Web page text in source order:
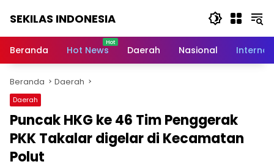
SEKILAS INDONESIA
Terkini,
Latest
World,
Headlines,
News
Today
Beranda Hot News Daerah Nasional
Beranda Daerah
Daerah
Puncak HKG ke 46 Tim Penggerak
PKK Takalar digelar di Kecamatan
Polut